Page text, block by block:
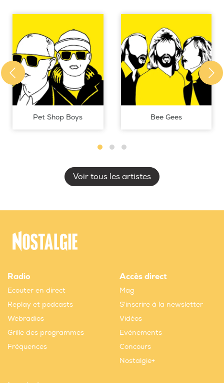
Pet Shop Boys Bee Gees
Voir tous les artistes
Radio
Ecouter en direct
Replay et podcasts
Webradios
Grille des programmes
Fréquences
Accès direct
Mag
S'inscrire à la newsletter
Vidéos
Evènements
Concours
Nostalgie+